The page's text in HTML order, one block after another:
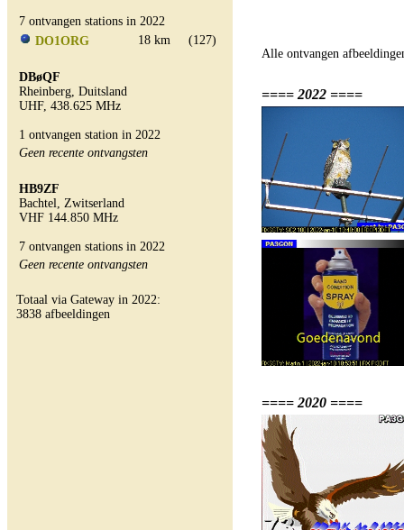
7 ontvangen stations in 2022
DO1ORG
18 km (127)
DBøQF
Rheinberg, Duitsland
UHF, 438.625 MHz
1 ontvangen station in 2022
Geen recente ontvangsten
HB9ZF
Bachtel, Zwitserland
VHF 144.850 MHz
7 ontvangen stations in 2022
Geen recente ontvangsten
Totaal via Gateway in 2022:
3838 afbeeldingen
Alle ontvangen
==== 2022 ====
==== 2020 ====